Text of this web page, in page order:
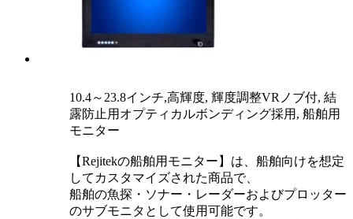
10.4～23.8インチ,高輝度, 輝度調整VRノブ付, 結
露防止用オプティカルボンディング採用, 船舶用
モニター
【Rejitekの船舶用モニター】は、船舶向けを想定
してカスタマイズされた商品で、
船舶の魚探・ソナー・レーダーおよびプロッター
のサブモニタとして使用可能です。